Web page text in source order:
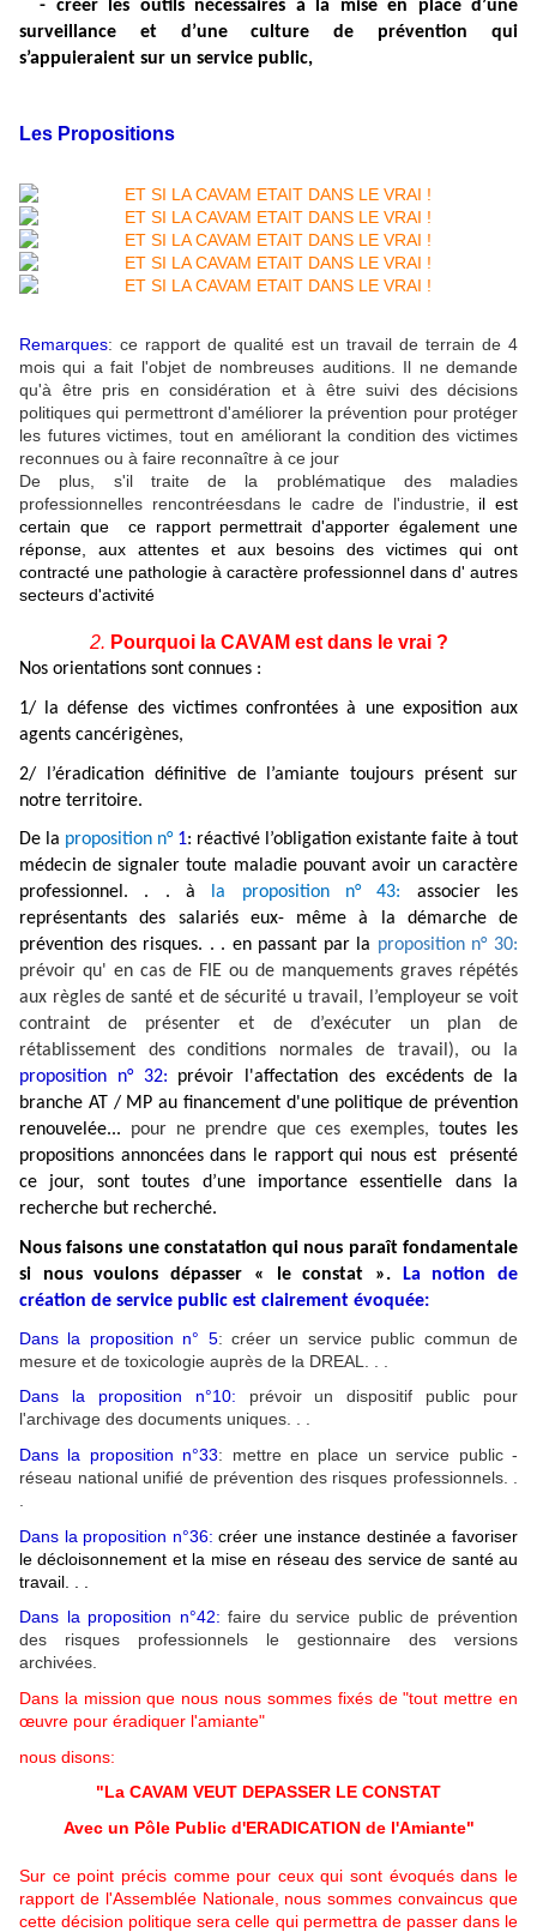
- créer les outils nécessaires à la mise en place d’une
surveillance et d’une culture de prévention qui
s’appuieraient sur un service public,
Les Propositions
Remarques: ce rapport de qualité est un travail de terrain de 4
mois qui a fait l'objet de nombreuses auditions. Il ne demande
qu'à être pris en considération et à être suivi des décisions
politiques qui permettront d'améliorer la prévention pour protéger
les futures victimes, tout en améliorant la condition des victimes
reconnues ou à faire reconnaître à ce jour
De plus, s'il traite de la problématique des maladies
professionnelles rencontréesdans le cadre de l'industrie, il est
certain que ce rapport permettrait d'apporter également une
réponse, aux attentes et aux besoins des victimes qui ont
contracté une pathologie à caractère professionnel dans d' autres
secteurs d'activité
2. Pourquoi la CAVAM est dans le vrai ?
Nos orientations sont connues :
1/ la défense des victimes confrontées à une exposition aux
agents cancérigènes,
2/ l’éradication définitive de l’amiante toujours présent sur
notre territoire.
De la proposition n° 1: réactivé l’obligation existante faite à tout
médecin de signaler toute maladie pouvant avoir un caractère
professionnel. . . à la proposition n° 43: associer les
représentants des salariés eux- même à la démarche de
prévention des risques. . . en passant par la proposition n° 30:
prévoir qu' en cas de FIE ou de manquements graves répétés
aux règles de santé et de sécurité u travail, l’employeur se voit
contraint de présenter et de d’exécuter un plan de
rétablissement des conditions normales de travail), ou la
proposition n° 32: prévoir l'affectation des excédents de la
branche AT / MP au financement d'une politique de prévention
renouvelée... pour ne prendre que ces exemples, toutes les
propositions annoncées dans le rapport qui nous est présenté
ce jour, sont toutes d’une importance essentielle dans la
recherche but recherché.
Nous faisons une constatation qui nous paraît fondamentale
si nous voulons dépasser « le constat ».
La notion de
création de service public est clairement évoquée:
Dans la proposition n° 5: créer un service public commun de
mesure et de toxicologie auprès de la DREAL. . .
Dans la proposition n°10: prévoir un dispositif public pour
l'archivage des documents uniques. . .
Dans la proposition n°33: mettre en place un service public -
réseau national unifié de prévention des risques professionnels. .
Dans la proposition n°36:créer une instance destinée a favoriser
le décloisonnement et la mise en réseau des service de santé au
travail. . .
Dans la proposition n°42:faire du service public de prévention
des risques professionnels le gestionnaire des versions
archivées.
Dans la mission que nous nous sommes fixés de "tout mettre en
œuvre pour éradiquer l'amiante"
nous disons:
"La CAVAM VEUT DEPASSER LE CONSTAT
Avec un Pôle Public d'ERADICATION de l'Amiante"
Sur ce point précis comme pour ceux qui sont évoqués dans le
rapport de l'Assemblée Nationale, nous sommes convaincus que
cette décision politique sera celle qui permettra de passer dans le